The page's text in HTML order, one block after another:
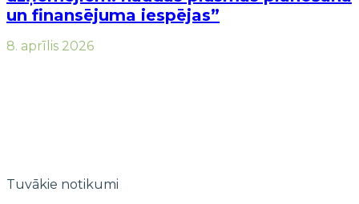
un finansējuma iespējas”
8. aprīlis 2026
Tuvākie notikumi